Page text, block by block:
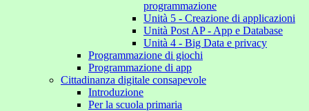
programmazione
Unità 5 - Creazione di applicazioni
Unità Post AP - App e Database
Unità 4 - Big Data e privacy
Programmazione di giochi
Programmazione di app
Cittadinanza digitale consapevole
Introduzione
Per la scuola primaria